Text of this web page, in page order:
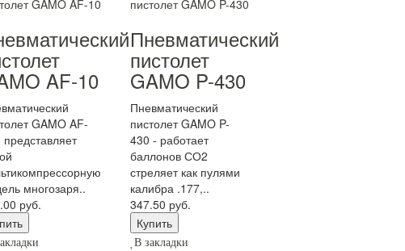
AF-10
GAMO AF-
представляет
многозаря..
руб.
Пневматический
пистолет
GAMO P-430
Пневматический
пистолет GAMO P-
430 - работает
баллонов СО2
стреляет как пулями
калибра .177,..
347.50 руб.
В закладки